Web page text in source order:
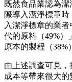
既然食品業認為
際導入潔淨標章
入潔淨標章的業
代的原料（49%）
原本的製程（38%
由上述調查可見
成本等帶來很大